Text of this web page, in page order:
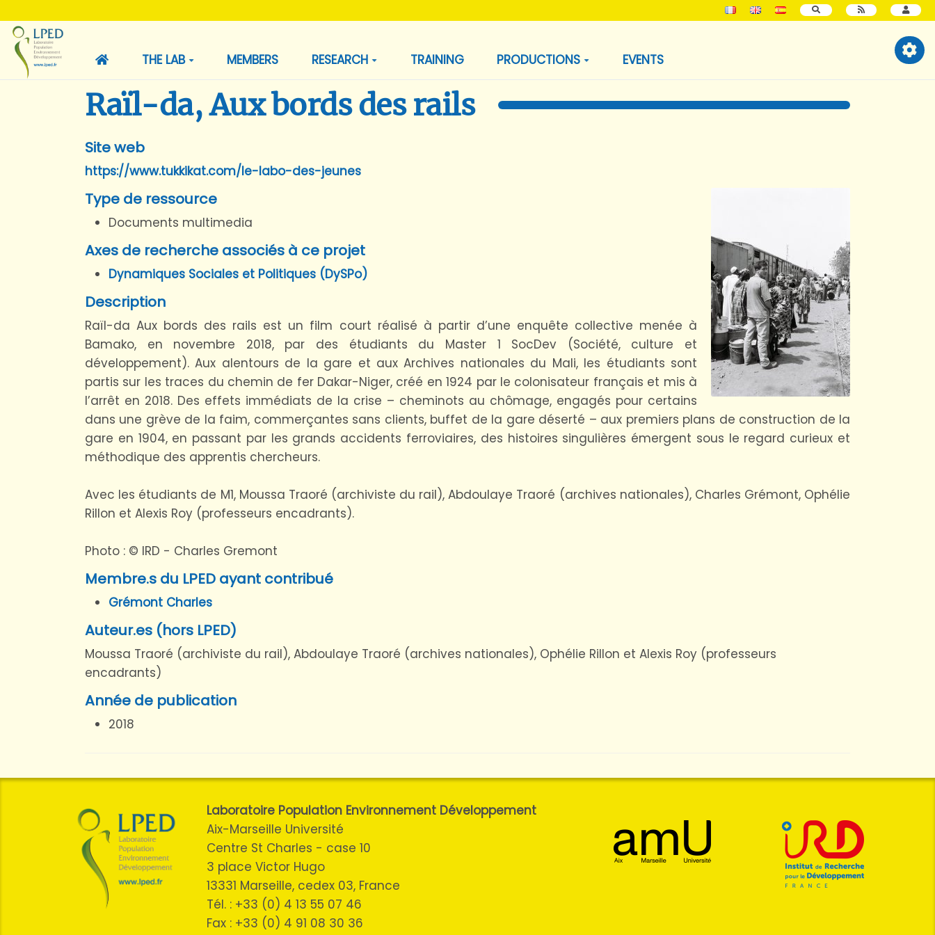
SEARCH
THE LAB MEMBERS RESEARCH TRAINING PRODUCTIONS EVENTS
Raïl-da, Aux bords des rails
Site web
https://www.tukkikat.com/le-labo-des-jeunes
Type de ressource
Documents multimedia
Axes de recherche associés à ce projet
Dynamiques Sociales et Politiques (DySPo)
Description
Raïl-da Aux bords des rails est un film court réalisé à partir d’une enquête collective menée à
Bamako, en novembre 2018, par des étudiants du Master 1 SocDev (Société, culture et
développement). Aux alentours de la gare et aux Archives nationales du Mali, les étudiants sont
partis sur les traces du chemin de fer Dakar-Niger, créé en 1924 par le colonisateur français et mis à
l’arrêt en 2018. Des effets immédiats de la crise – cheminots au chômage, engagés pour certains
dans une grève de la faim, commerçantes sans clients, buffet de la gare déserté – aux premiers plans de construction de la
gare en 1904, en passant par les grands accidents ferroviaires, des histoires singulières émergent sous le regard curieux et
méthodique des apprentis chercheurs.
Avec les étudiants de M1, Moussa Traoré (archiviste du rail), Abdoulaye Traoré (archives nationales), Charles Grémont, Ophélie
Rillon et Alexis Roy (professeurs encadrants).
Photo : © IRD - Charles Gremont
Membre.s du LPED ayant contribué
Grémont Charles
Auteur.es (hors LPED)
Moussa Traoré (archiviste du rail), Abdoulaye Traoré (archives nationales), Ophélie Rillon et Alexis Roy (professeurs
encadrants)
Année de publication
2018
Laboratoire Population Environnement Développement
Aix-Marseille Université
Centre St Charles - case 10
3 place Victor Hugo
13331 Marseille, cedex 03, France
Tél. : +33 (0) 4 13 55 07 46
Fax : +33 (0) 4 91 08 30 36